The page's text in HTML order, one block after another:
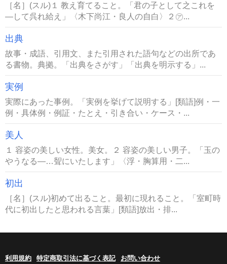
［名］(スル)１ 教え育てること。「君の子として之これを
―して呉れ給え」〈木下尚江・良人の自白〉２㋐...
出典
故事・成語、引用文、また引用された語句などの出所であ
る書物。典拠。「出典をさがす」「出典を明示する」...
実例
実際にあった事例。「実例を挙げて説明する」[類語]例・一
例・具体例・例証・たとえ・引き合い・ケース・...
美人
１ 容姿の美しい女性。美女。２ 容姿の美しい男子。「玉の
やうなる―…聟にいたします」〈浮・胸算用・二...
初出
［名］(スル)初めて出ること。最初に現れること。「室町時
代に初出したと思われる言葉」[類語]放出・排...
利用規約 特定商取引法に基づく表記 お問い合わせ